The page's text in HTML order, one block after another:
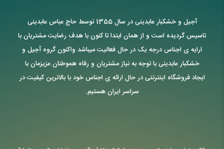
آجیل و خشکبار عابدینی در سال 1355 توسط حاج عباس عابدینی
تاسیس گردیده است و از همان ابتدا تا کنون با هدف رضایت مشتریان با
ارایه ی اجناس درجه یک در حال فعالیت میباشد واکنون گروه آجیل و
خشکبار عابدینی با توجه به نیاز مشتریان و رفاه هموطنان عزیزمان با
ایجاد فروشگاه اینترنتی در حال ارائه ی اجناس خود با بالاترین کیفیت در
سراسر ایران هستیم.